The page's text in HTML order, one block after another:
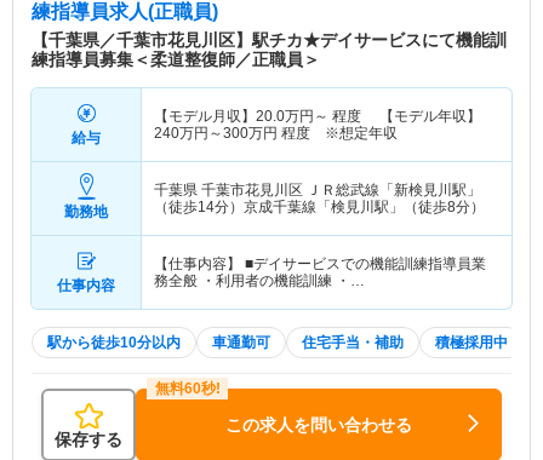
練指導員求人(正職員)
【千葉県／千葉市花見川区】駅チカ★デイサービスにて機能訓
練指導員募集＜柔道整復師／正職員＞
給与
【モデル月収】 20.0万円～ 程度 【モデル年収】
240万円～300万円 程度 ※想定年収
勤務地
千葉県 千葉市花見川区 ＪＲ総武線「新検見川駅」
（徒歩14分）京成千葉線「検見川駅」（徒歩8分）
仕事内容
【仕事内容】 ■デイサービスでの機能訓練指導員業
務全般 ・利用者の機能訓練 ・…
駅から徒歩10分以内 車通勤可 住宅手当・補助 積極採用中
保存する
この求人を問い合わせる